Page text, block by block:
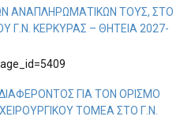
ΑΝΑΠΛΗΡΩΜΑΤΙΚΏΝ ΤΟΥΣ, ΣΤΟ
Γ.Ν. ΚΈΡΚΥΡΑΣ – ΘΗΤΕΙΑ 2027-
ΓΙΑ ΤΟΝ ΟΡΙΣΜΌ
ΤΟΜΈΑ ΣΤΟ Γ.Ν.